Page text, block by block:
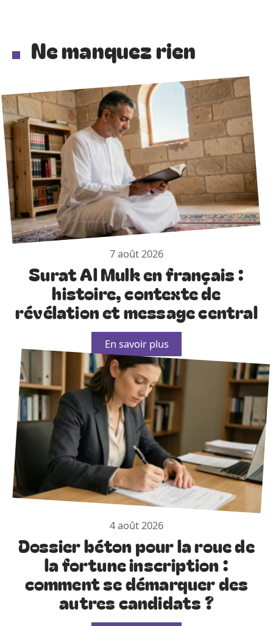
Ne manquez rien
7 août 2026
Surat Al Mulk en français :
histoire, contexte de
révélation et message central
En savoir plus
4 août 2026
Dossier béton pour la roue de
la fortune inscription :
comment se démarquer des
autres candidats ?